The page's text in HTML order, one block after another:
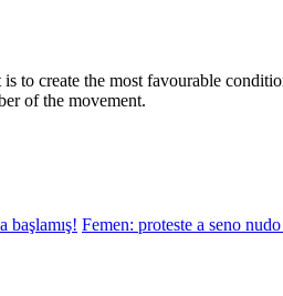
to create the most favourable
of the movement.
başlamış! Femen: proteste a seno